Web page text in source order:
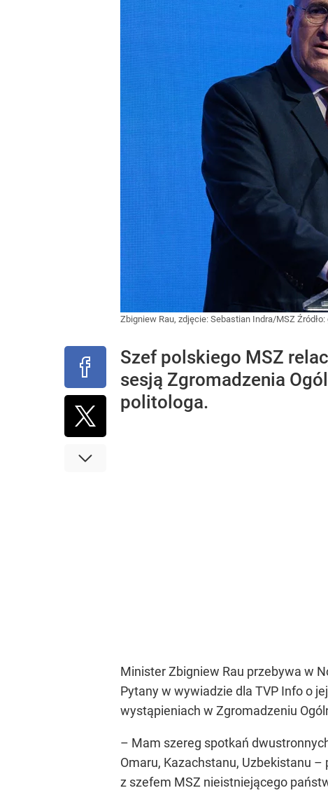
Zbigniew Rau, zdjęcie: Sebastian Indra/MSZ Źródło:
Szef polskiego MSZ
sesją Zgromadzenia
politologa.
Minister Zbigniew Rau przebywa w
Pytany w wywiadzie dla TVP Info o
wystąpieniach w Zgromadzeniu
– Mam szereg spotkań
Omaru, Kazachstanu, Uzbekistanu –
z szefem MSZ nieistniejącego